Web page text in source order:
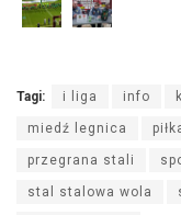
Tagi: i liga info
miedź legnica
przegrana stali
stal stalowa wola